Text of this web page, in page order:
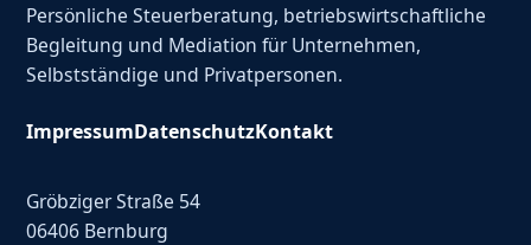
Persönliche Steuerberatung, betriebswirtschaftliche
Begleitung und Mediation für Unternehmen,
Selbstständige und Privatpersonen.
ImpressumDatenschutzKontakt
Gröbziger Straße 54
06406 Bernburg